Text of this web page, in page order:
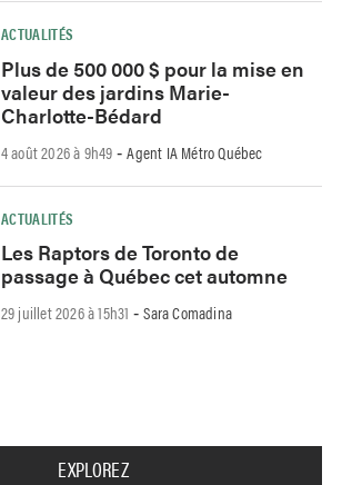
ACTUALITÉS
Plus de 500 000 $ pour la mise en
valeur des jardins Marie-
Charlotte-Bédard
4 août 2026 à 9h49 -Agent IA Métro Québec
ACTUALITÉS
Les Raptors de Toronto de
passage à Québec cet automne
29 juillet 2026 à 15h31 -Sara Comadina
EXPLOREZ